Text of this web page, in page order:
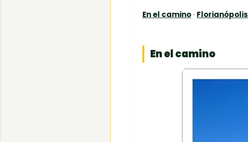
En el camino· Florianópolis
En el camino